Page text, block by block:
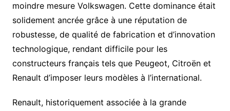
moindre mesure Volkswagen. Cette dominance était
solidement ancrée grâce à une réputation de
robustesse, de qualité de fabrication et d’innovation
technologique, rendant difficile pour les
constructeurs français tels que Peugeot, Citroën et
Renault d’imposer leurs modèles à l’international.
Renault, historiquement associée à la grande